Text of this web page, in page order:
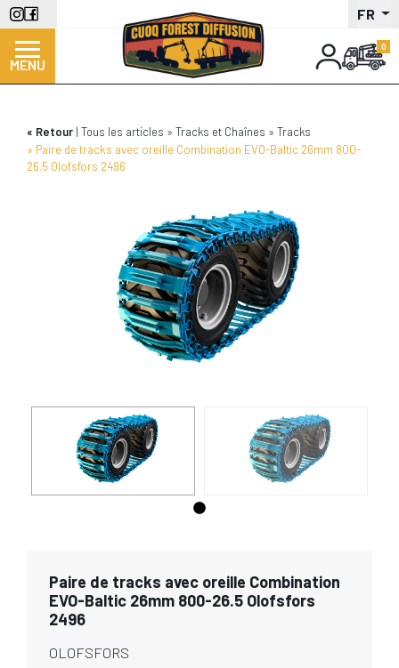
Aller
au
contenu
principal
FR
MENU
Retour Tous les articles Tracks et Chaînes
Tracks
Paire de tracks avec oreille Combination EVO-Baltic 26mm 800-
26.5 Olofsfors 2496
Paire de tracks avec oreille Combination
EVO-Baltic 26mm 800-26.5 Olofsfors
2496
OLOFSFORS